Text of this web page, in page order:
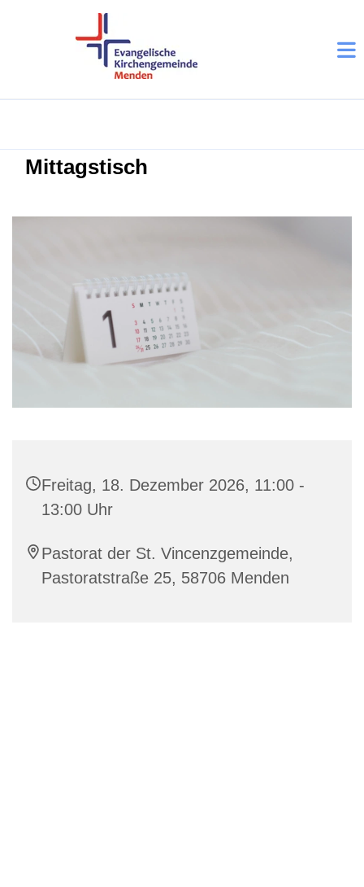
Mittagstisch
Freitag, 18. Dezember 2026, 11:00 -
13:00 Uhr
Pastorat der St. Vincenzgemeinde,
Pastoratstraße 25, 58706 Menden